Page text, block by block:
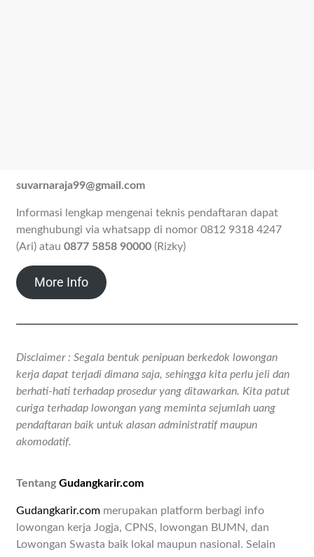
suvarnaraja99@gmail.com
Informasi lengkap mengenai teknis pendaftaran dapat
menghubungi via whatsapp di nomor 0812 9318 4247
(Ari) atau0877 5858 90000 (Rizky)
More Info
Disclaimer : Segala bentuk penipuan berkedok lowongan
kerja dapat terjadi dimana saja, sehingga kita perlu jeli dan
berhati-hati terhadap prosedur yang ditawarkan. Kita patut
curiga terhadap lowongan yang meminta sejumlah uang
pendaftaran baik untuk alasan administratif maupun
akomodatif.
TentangGudangkarir.com
Gudangkarir.com merupakan platform berbagi info
lowongan kerja Jogja, CPNS, lowongan BUMN, dan
Lowongan Swasta baik lokal maupun nasional. Selain